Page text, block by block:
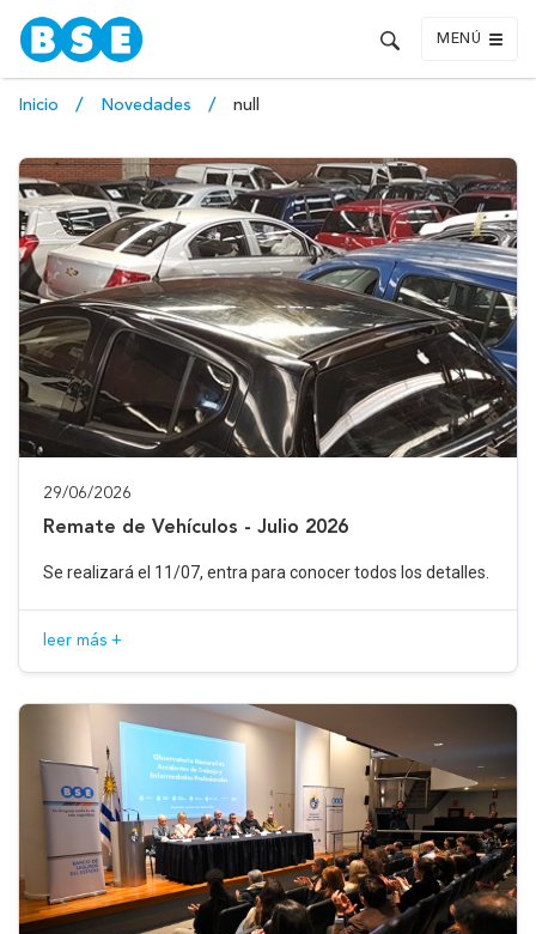
MENÚ
Inicio Novedades null
29/06/2026
Remate de Vehículos - Julio 2026
Se realizará el 11/07, entra para conocer todos los detalles.
leer más +